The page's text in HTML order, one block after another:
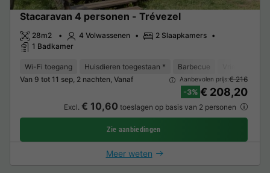
Stacaravan 4 personen - Trévezel
28m2 4 Volwassenen
2 Slaapkamers
1 Badkamer
Wi-Fi toegang Huisdieren toegestaan * Barbecue
Van 9 tot 11 sep, 2 nachten, Vanaf
Aanbevolen prijs:€ 216
-3% € 208,20
Excl. € 10,60 toeslagen op basis van 2 personen
Zie aanbiedingen
Meer weten